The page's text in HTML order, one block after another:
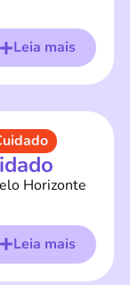
Leia mais
Horizonte
Leia mais